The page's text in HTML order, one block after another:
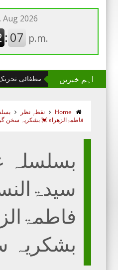
اہم خبریں
چھانگا مانگا : مصطفائی تحریک کا یوم
Home نقطہِ نظر
فاطمۃالزھراء 💓 بشکریہ سخن گر
بسلسلہ
بشکریہ